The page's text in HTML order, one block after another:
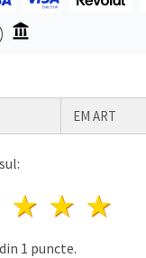
EM ART
4 stele
3 stele
2 stele
din 1 puncte.